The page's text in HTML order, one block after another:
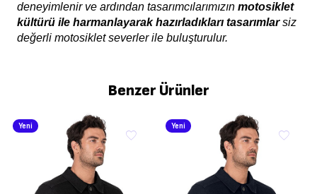
deneyimlenir ve ardından tasarımcılarımızın motosiklet
kültürü ile harmanlayarak hazırladıkları tasarımlarsiz
değerli motosiklet severler ile buluşturulur.
Benzer Ürünler
Yeni Yeni